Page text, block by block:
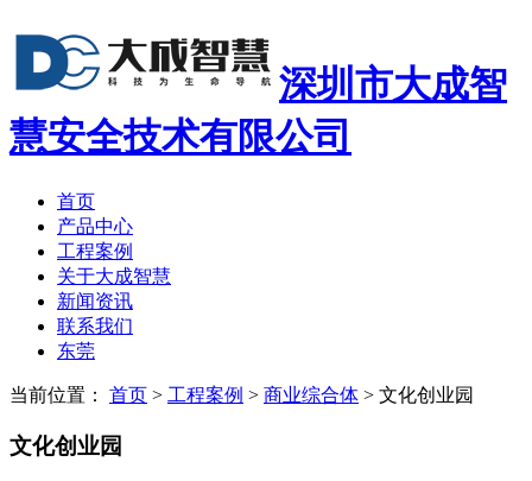
深圳市大成智
慧安全技术有限公司
首页
产品中心
工程案例
关于大成智慧
新闻资讯
联系我们
东莞
当前位置： 首页 > 工程案例 > 商业综合体 > 文化创业园
文化创业园